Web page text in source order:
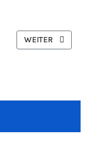
NÄCHSTER
WEITER